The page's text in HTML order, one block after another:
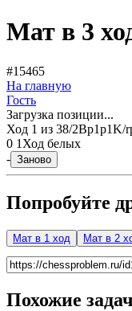
Мат в 3
#15465
На главную
Гость
Загрузка позиции...
Ход 1 из 38/2Bp1p1K/
0 1 Ход белых
- Заново
Попробуйте
Мат в 1 ход Мат в 2
Похожие